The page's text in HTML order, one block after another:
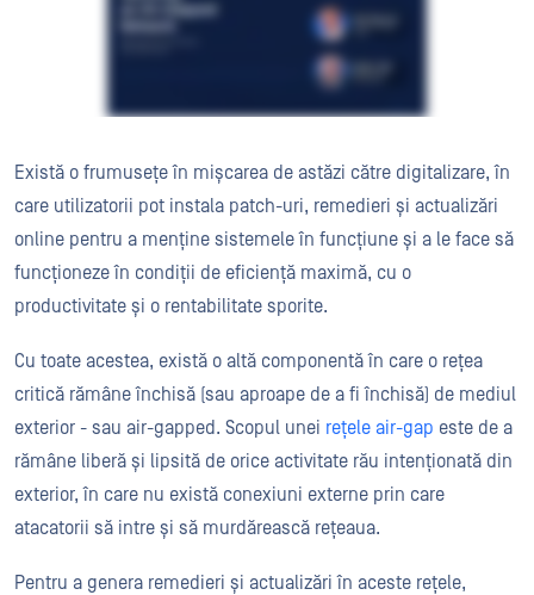
Există o frumusețe în mișcarea de astăzi către digitalizare, în
care utilizatorii pot instala patch-uri, remedieri și actualizări
online pentru a menține sistemele în funcțiune și a le face să
funcționeze în condiții de eficiență maximă, cu o
productivitate și o rentabilitate sporite.
Cu toate acestea, există o altă componentă în care o rețea
critică rămâne închisă (sau aproape de a fi închisă) de mediul
exterior - sau air-gapped. Scopul unei rețele air-gap este de a
rămâne liberă și lipsită de orice activitate rău intenționată din
exterior, în care nu există conexiuni externe prin care
atacatorii să intre și să murdărească rețeaua.
Pentru a genera remedieri și actualizări în aceste rețele,